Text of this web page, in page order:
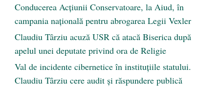
Conducerea Acțiunii Conservatoare, la Aiud, în
campania națională pentru abrogarea Legii Vexler
Claudiu Târziu acuză USR că atacă Biserica după
apelul unei deputate privind ora de Religie
Val de incidente cibernetice în instituțiile statului.
Claudiu Târziu cere audit și răspundere publică